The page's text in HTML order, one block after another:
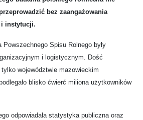
bez zaangażowania
i instytucji.
Powszechnego Spisu Rolnego były
i logistycznym. Dość
województwie mazowieckim
blisko ćwierć miliona użytkowników
odpowiadała statystyka publiczna oraz